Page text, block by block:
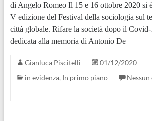
di Angelo Romeo Il 15 e 16 ottobre 2020 si
V edizione del Festival della sociologia sul
città globale. Rifare la società dopo il
dedicata alla memoria di Antonio De
Gianluca Piscitelli
01/12/2020
in evidenza, In primo piano